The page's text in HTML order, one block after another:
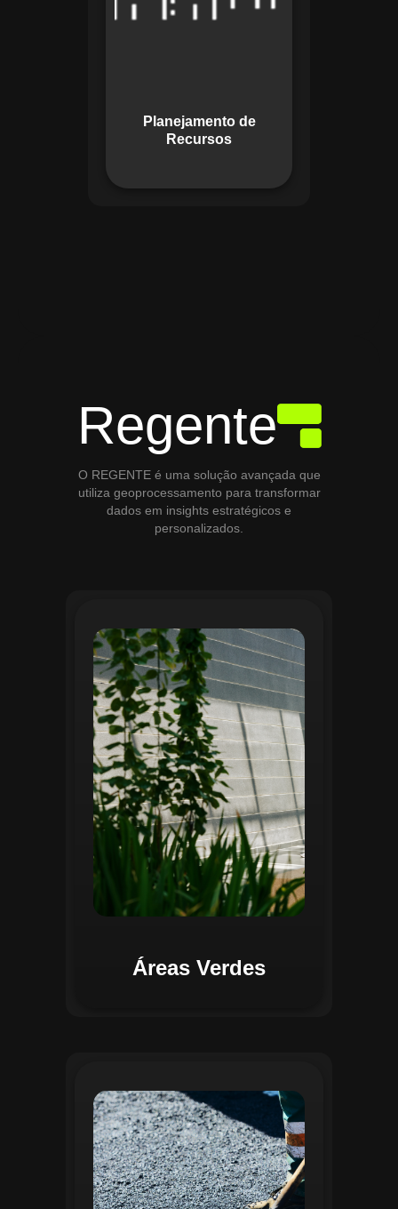
Planejamento de
Recursos
garante o uso
promovendo
Regente
O REGENTE é uma solução avançada que
utiliza geoprocessamento para transformar
dados em insights estratégicos e
personalizados.
Áreas Verdes
O módulo de Gestão de Áreas Verdes do
Regente aplica tecnologias avançadas de
geoprocessamento para mapear e
monitorar espaços verdes, registrando
localização, tipo de vegetação e estado
de conservação. Ele organiza fluxos de
manutenção e garante que as atividades
sejam realizadas de forma eficiente e
programada. Relatórios analíticos ajudam
a avaliar ações realizadas, promovendo a
sustentabilidade e o uso estratégico do
espaço urbano.
Na Gestão de Pavimentação, o Regente
oferece ferramentas para mapear, avaliar
e monitorar a infraestrutura viária. O
sistema permite registrar condições dos
pavimentos, identificar áreas críticas e
planejar ações de manutenção preventiva
e corretiva. Com o auxílio do
geoprocessamento, é possível gerar
mapas detalhados que facilitam a